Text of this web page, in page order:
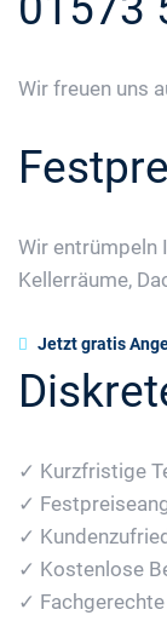
Wir freuen uns
Wir entrümpeln
Kellerräume,
Jetzt gratis
✓ Kurzfristige
✓
✓
✓ Kostenlose
✓